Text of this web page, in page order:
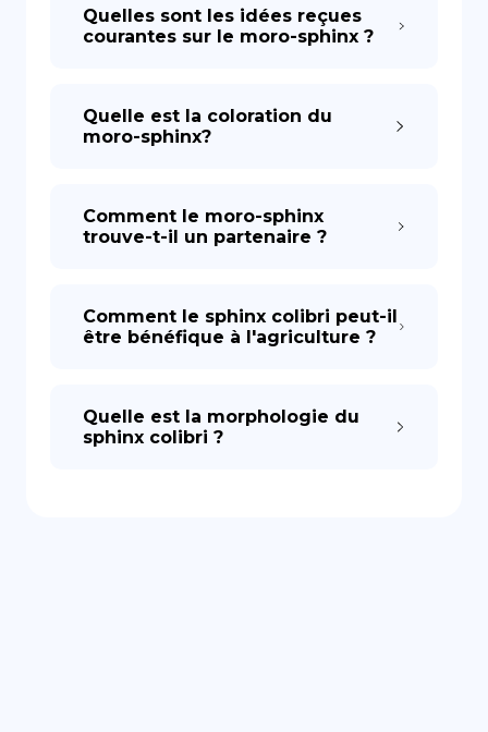
Quelles sont les idées reçues
courantes sur le moro-sphinx ?
Quelle est la coloration du
moro-sphinx?
Comment le moro-sphinx
trouve-t-il un partenaire ?
Comment le sphinx colibri peut-il
être bénéfique à l'agriculture ?
Quelle est la morphologie du
sphinx colibri ?